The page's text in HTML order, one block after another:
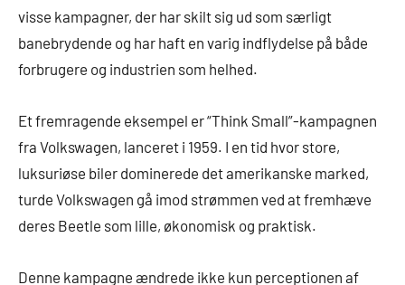
visse kampagner, der har skilt sig ud som særligt
banebrydende og har haft en varig indflydelse på både
forbrugere og industrien som helhed.
Et fremragende eksempel er “Think Small”-kampagnen
fra Volkswagen, lanceret i 1959. I en tid hvor store,
luksuriøse biler dominerede det amerikanske marked,
turde Volkswagen gå imod strømmen ved at fremhæve
deres Beetle som lille, økonomisk og praktisk.
Denne kampagne ændrede ikke kun perceptionen af